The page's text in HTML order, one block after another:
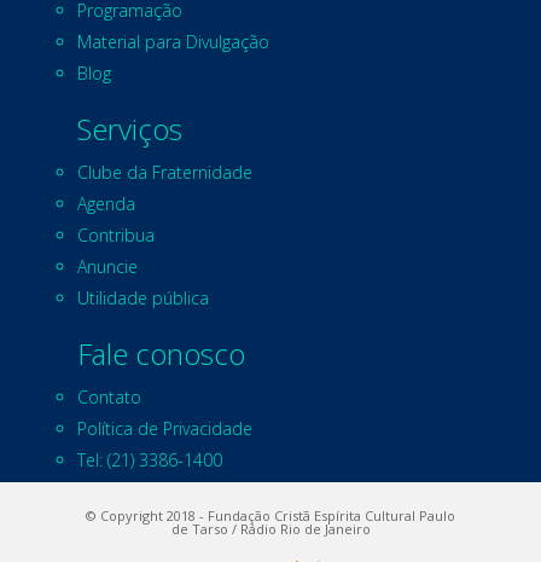
Programação
Material para Divulgação
Blog
Serviços
Clube da Fraternidade
Agenda
Contribua
Anuncie
Utilidade pública
Fale conosco
Contato
Política de Privacidade
Tel: (21) 3386-1400
© Copyright 2018 - Fundação Cristã Espírita Cultural Paulo
de Tarso / Rádio Rio de Janeiro